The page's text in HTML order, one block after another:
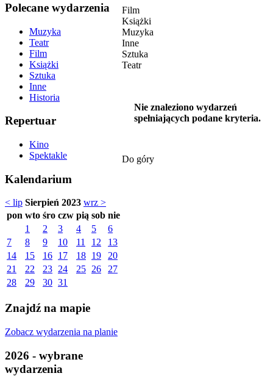
Polecane wydarzenia
Muzyka
Teatr
Film
Książki
Sztuka
Inne
Historia
Repertuar
Kino
Spektakle
Kalendarium
< lip Sierpień 2023 wrz >
pon wto śro czw pią sob nie
1
2 3 4 5
6
7
8 9 10 11 12
13
14
15 16 17 18 19
20
21
22 23 24 25 26
27
28
29 30 31
Znajdź na mapie
Zobacz wydarzenia na planie
2026 - wybrane
wydarzenia
Film
Książki
Muzyka
Inne
Sztuka
Teatr
Nie znaleziono wydarzeń
spełniających podane kryteria.
Do góry